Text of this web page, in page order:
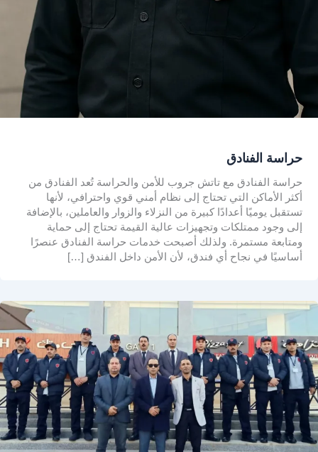
حراسة الفنادق
حراسة الفنادق مع تاتش جروب للأمن والحراسة تُعد الفنادق من
أكثر الأماكن التي تحتاج إلى نظام أمني قوي واحترافي، لأنها
تستقبل يوميًا أعدادًا كبيرة من النزلاء والزوار والعاملين، بالإضافة
إلى وجود ممتلكات وتجهيزات عالية القيمة تحتاج إلى حماية
ومتابعة مستمرة. ولذلك أصبحت خدمات حراسة الفنادق عنصرًا
أساسيًا في نجاح أي فندق، لأن الأمن داخل الفندق […]